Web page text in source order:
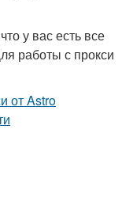
у вас есть все
работы с прокси